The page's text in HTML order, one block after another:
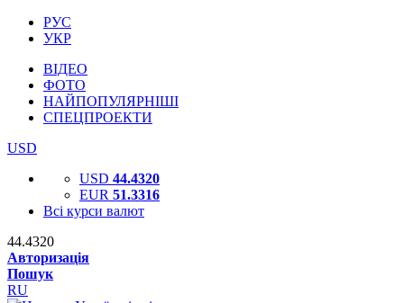
РУС
УКР
ВІДЕО
ФОТО
НАЙПОПУЛЯРНІШІ
СПЕЦПРОЕКТИ
USD
USD 44.4320
EUR 51.3316
Всі курси валют
44.4320
Авторизація
Пошук
RU